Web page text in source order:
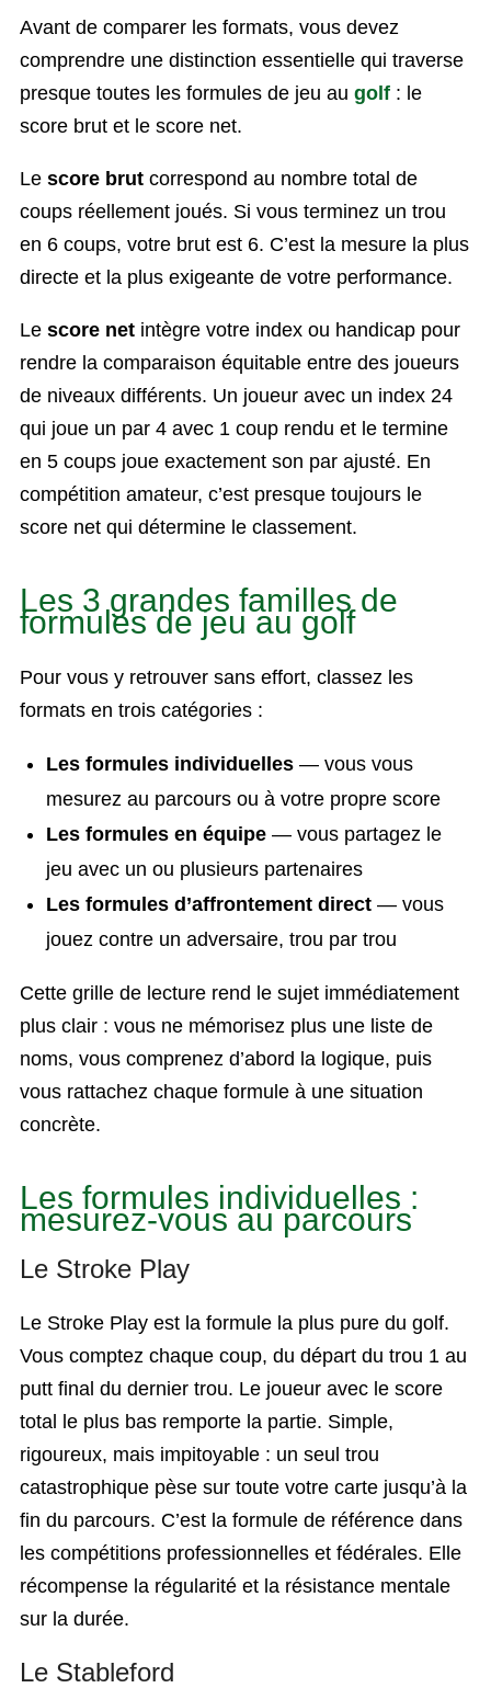
Avant de comparer les formats, vous devez
comprendre une distinction essentielle qui traverse
presque toutes les formules de jeu au golf : le
score brut et le score net.
Le score brut correspond au nombre total de
coups réellement joués. Si vous terminez un trou
en 6 coups, votre brut est 6. C’est la mesure la plus
directe et la plus exigeante de votre performance.
Le score net intègre votre index ou handicap pour
rendre la comparaison équitable entre des joueurs
de niveaux différents. Un joueur avec un index 24
qui joue un par 4 avec 1 coup rendu et le termine
en 5 coups joue exactement son par ajusté. En
compétition amateur, c’est presque toujours le
score net qui détermine le classement.
Les 3 grandes familles de
formules de jeu au golf
Pour vous y retrouver sans effort, classez les
formats en trois catégories :
Les formules individuelles — vous vous
mesurez au parcours ou à votre propre score
Les formules en équipe — vous partagez le
jeu avec un ou plusieurs partenaires
Les formules d’affrontement direct — vous
jouez contre un adversaire, trou par trou
Cette grille de lecture rend le sujet immédiatement
plus clair : vous ne mémorisez plus une liste de
noms, vous comprenez d’abord la logique, puis
vous rattachez chaque formule à une situation
concrète.
Les formules individuelles :
mesurez-vous au parcours
Le Stroke Play
Le Stroke Play est la formule la plus pure du golf.
Vous comptez chaque coup, du départ du trou 1 au
putt final du dernier trou. Le joueur avec le score
total le plus bas remporte la partie. Simple,
rigoureux, mais impitoyable : un seul trou
catastrophique pèse sur toute votre carte jusqu’à la
fin du parcours. C’est la formule de référence dans
les compétitions professionnelles et fédérales. Elle
récompense la régularité et la résistance mentale
sur la durée.
Le Stableford